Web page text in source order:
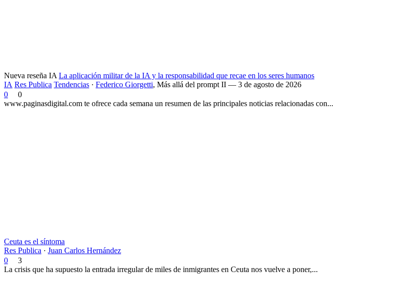
Nueva reseña IA La aplicación militar de la IA y la responsabilidad que recae en los seres humanos
IA Res Publica Tendencias · Federico Giorgetti, Más allá del prompt II — 3 de agosto de 2026
0
0
www.paginasdigital.com te ofrece cada semana un resumen de las principales noticias relacionadas con...
Ceuta es el síntoma
Res Publica · Juan Carlos Hernández
0
3
La crisis que ha supuesto la entrada irregular de miles de inmigrantes en Ceuta nos vuelve a poner,...